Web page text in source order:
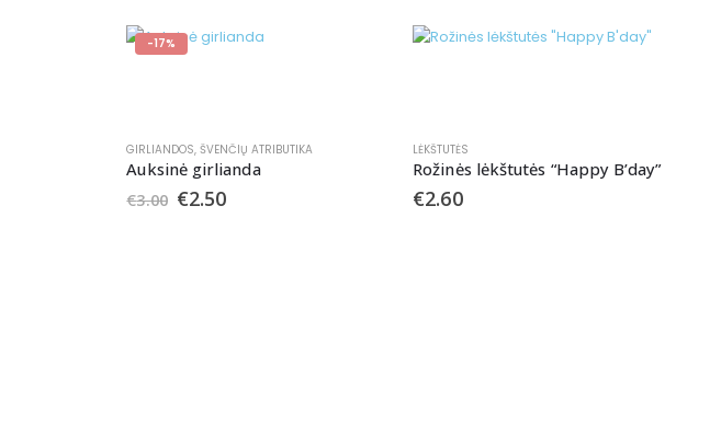
-17%
GIRLIANDOS,ŠVENČIŲ ATRIBUTIKA
Auksinė girlianda
€3.00 €2.50
LĖKŠTUTĖS
Rožinės lėkštutės “Happy B’day”
€2.60